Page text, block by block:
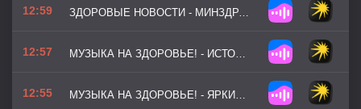
12:59 ЗДОРОВЫЕ НОВОСТИ - МИНЗДРАВ УТВЕРДИЛ РЕКОМЕНДАЦИИ ПО ЗДОРОВОМУ ОБРАЗУ ЖИЗНИ
12:57 МУЗЫКА НА ЗДОРОВЬЕ! - ИСТОЧНИК СИЛЫ
12:55 МУЗЫКА НА ЗДОРОВЬЕ! - ЯРКИЙ НАСТРОЙ (ВЕРСИЯ 2)